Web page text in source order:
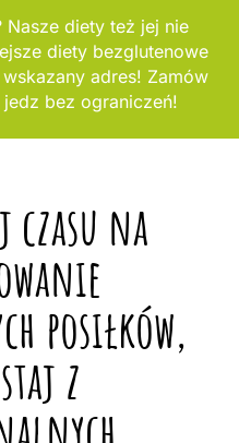
Nasze diety też jej nie
diety bezglutenowe
adres! Zamów
bez ograniczeń!
na
posiłków,
z